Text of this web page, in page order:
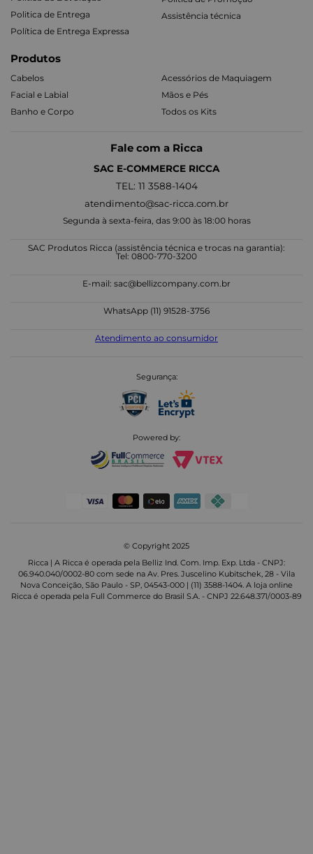
Politica de Entrega
Política de Entrega Expressa
Assistência técnica
Produtos
Cabelos
Facial e Labial
Banho e Corpo
Acessórios de Maquiagem
Mãos e Pés
Todos os Kits
Fale com a Ricca
SAC E-COMMERCE RICCA
TEL: 11 3588-1404
atendimento@sac-ricca.com.br
Segunda à sexta-feira, das 9:00 às 18:00 horas
SAC Produtos Ricca (assistência técnica e trocas na garantia):
Tel: 0800-770-3200
E-mail: sac@bellizcompany.com.br
WhatsApp (11) 91528-3756
Atendimento ao consumidor
Segurança:
Powered by:
© Copyright 2025
Ricca | A Ricca é operada pela Belliz Ind. Com. Imp. Exp. Ltda - CNPJ:
06.940.040/0002-80 com sede na Av. Pres. Juscelino Kubitschek, 28 - Vila
Nova Conceição, São Paulo - SP, 04543-000 | (11) 3588-1404. A loja online
Ricca é operada pela Full Commerce do Brasil S.A. - CNPJ 22.648.371/0003-89